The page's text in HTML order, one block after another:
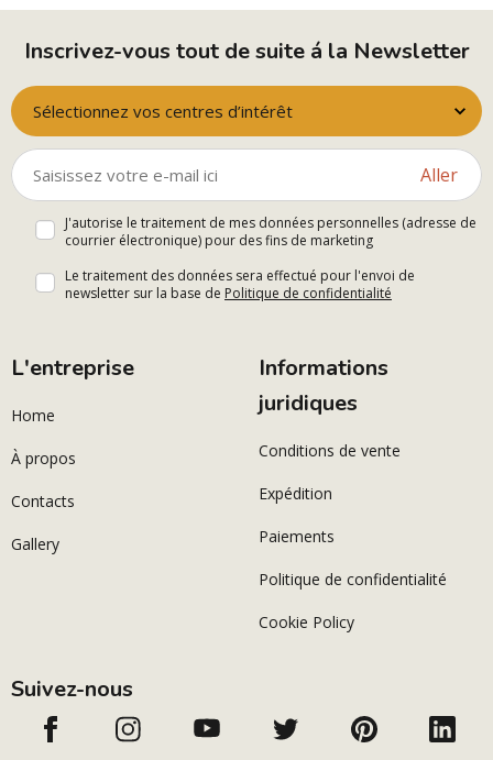
Inscrivez-vous tout de suite á la Newsletter
Sélectionnez vos centres d’intérêt
Aller
J'autorise le traitement de mes données personnelles (adresse de
courrier électronique) pour des fins de marketing
Le traitement des données sera effectué pour l'envoi de
newsletter sur la base de Politique de confidentialité
L'entreprise
Home
À propos
Contacts
Gallery
Informations
juridiques
Conditions de vente
Expédition
Paiements
Politique de confidentialité
Cookie Policy
Suivez-nous